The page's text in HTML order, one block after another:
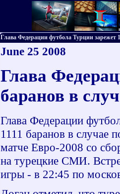
Глава Федерации футбола Турции зарежет
June 25 2008
Глава
баранов в
Глава Федерации
1111 баранов в случае
матче Евро-2008 со
на турецкие СМИ.
игры - в 22:45 по